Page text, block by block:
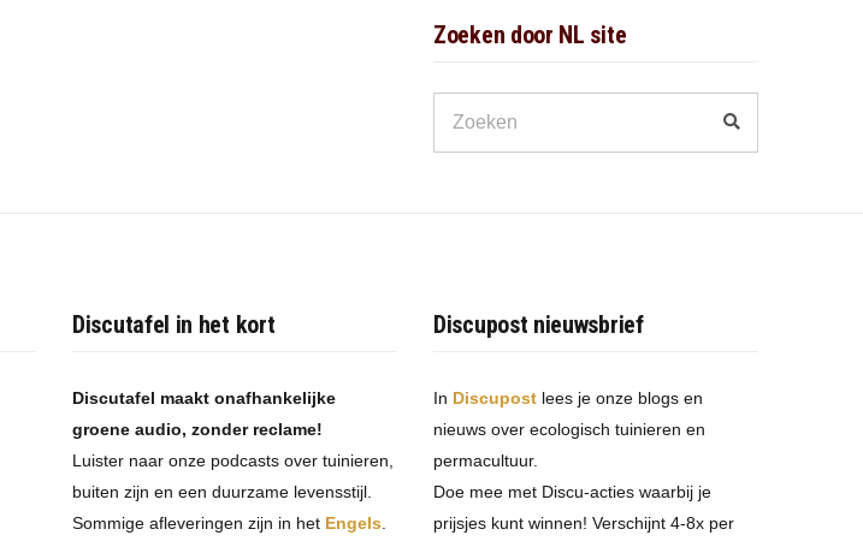
Zoeken door NL site
for:
Discutafel in het kort
Discutafel maakt onafhankelijke
groene audio, zonder reclame!
Luister naar onze podcasts over tuinieren,
buiten zijn en een duurzame levensstijl.
Sommige afleveringen zijn in het Engels.
Discupost nieuwsbrief
In Discupost lees je onze blogs en
nieuws over ecologisch tuinieren en
permacultuur.
Doe mee met Discu-acties waarbij je
prijsjes kunt winnen! Verschijnt 4-8x per